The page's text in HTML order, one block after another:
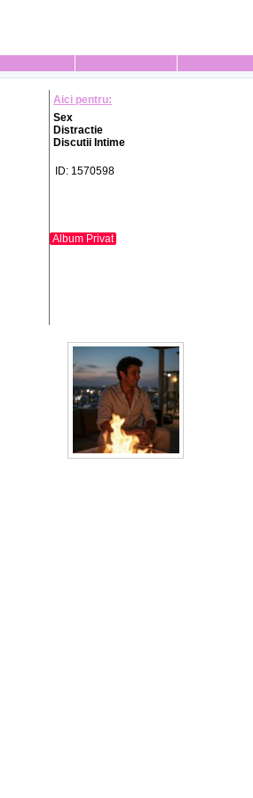
Aici pentru:
Sex
Distractie
Discutii Intime
ID: 1570598
Album Privat